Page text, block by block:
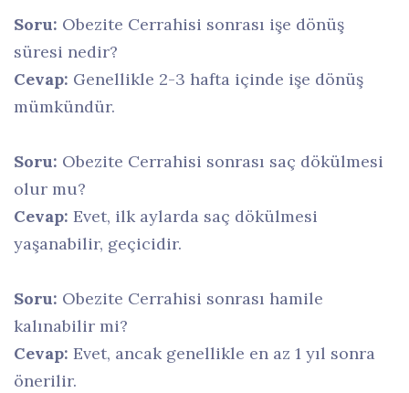
Soru: Obezite Cerrahisi sonrası işe dönüş
süresi nedir?
Cevap: Genellikle 2-3 hafta içinde işe dönüş
mümkündür.
Soru: Obezite Cerrahisi sonrası saç dökülmesi
olur mu?
Cevap: Evet, ilk aylarda saç dökülmesi
yaşanabilir, geçicidir.
Soru: Obezite Cerrahisi sonrası hamile
kalınabilir mi?
Cevap: Evet, ancak genellikle en az 1 yıl sonra
önerilir.